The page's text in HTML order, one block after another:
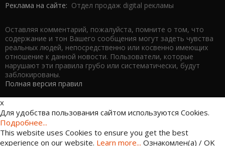
Реклама на сайте: Отдел продаж digital рекламы
Оставляя комментарий, пожалуйста, помните о том, что
содержание и тон Вашего сообщения могут задеть чувства
реальных людей, непосредственно или косвенно имеющих
отношение к данной новости. Пользователи, которые
нарушают эти правила грубо или систематически, будут
заблокированы.
Полная версия правил
x
Для удобства пользования сайтом используются Cookies.
Подробнее...
This website uses Cookies to ensure you get the best
experience on our website. Learn more... Ознакомлен(а) / OK